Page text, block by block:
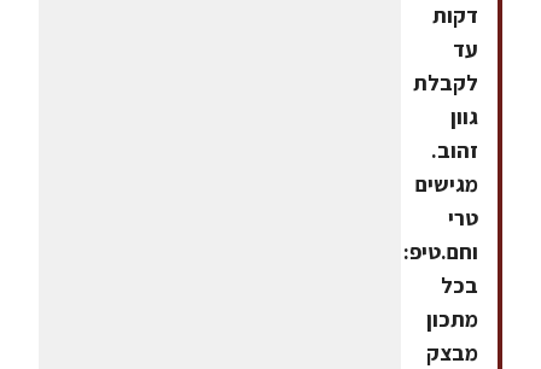
דקות
עד
לקבלת
גוון
זהוב.
מגישים
טרי
וחם.טיפ:
בכל
מתכון
מבצק